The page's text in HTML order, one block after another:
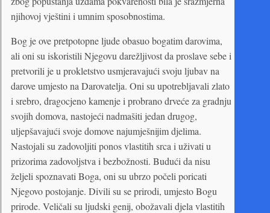
njihovoj vještini i umnim sposobnostima.
Bog je ove pretpotopne ljude obasuo bogatim darovima,
ali oni su iskoristili Njegovu darežljivost da proslave sebe i
pretvorili je u prokletstvo usmjeravajući svoju ljubav na
darove umjesto na Darovatelja. Oni su upotrebljavali zlato
i srebro, dragocjeno kamenje i probrano drveće za gradnju
svojih domova, nastojeći nadmašiti jedan drugog,
uljepšavajući svoje domove najumješnijim djelima.
Nastojali su zadovoljiti ponos vlastitih srca i uživati u
prizorima zadovoljstva i bezbožnosti. Budući da nisu
željeli spoznavati Boga, oni su ubrzo počeli poricati
Njegovo postojanje. Divili su se prirodi, umjesto Bogu
prirode. Veličali su ljudski genij, obožavali djela vlastitih